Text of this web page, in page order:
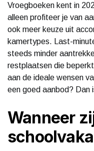
Vroegboeken kent in
alleen profiteer je van
ook meer keuze uit
kamertypes. Last-
steeds minder
restplaatsen die
aan de ideale wensen
een goed aanbod? Dan
Wanneer